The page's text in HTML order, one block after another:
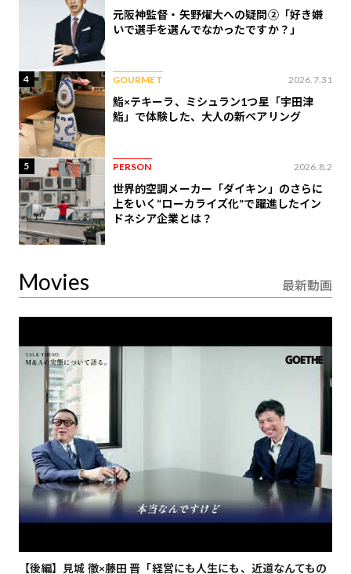
元阪神監督・矢野燿大への疑問②「好き嫌
いで選手を選んでなかったですか？」
4 GOURMET 2026.7.31
鮨×テキーラ、ミシュラン1つ星「宇田津
鮨」で体験した、大人の新ペアリング
5 PERSON 2026.8.2
世界的空調メーカー「ダイキン」のさらに
上をいく“ローカライズ化”で躍進したイン
ドネシア企業とは？
Movies 最新動画
【後編】見城 徹×藤田 晋「経営にも人生にも、近道なんてもの